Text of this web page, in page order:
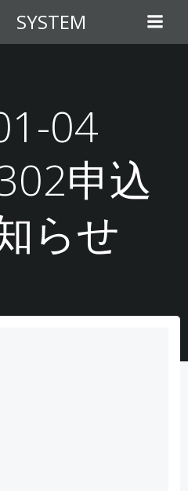
ン
テ
ス
プ
SYSTEM
04
申込
らせ